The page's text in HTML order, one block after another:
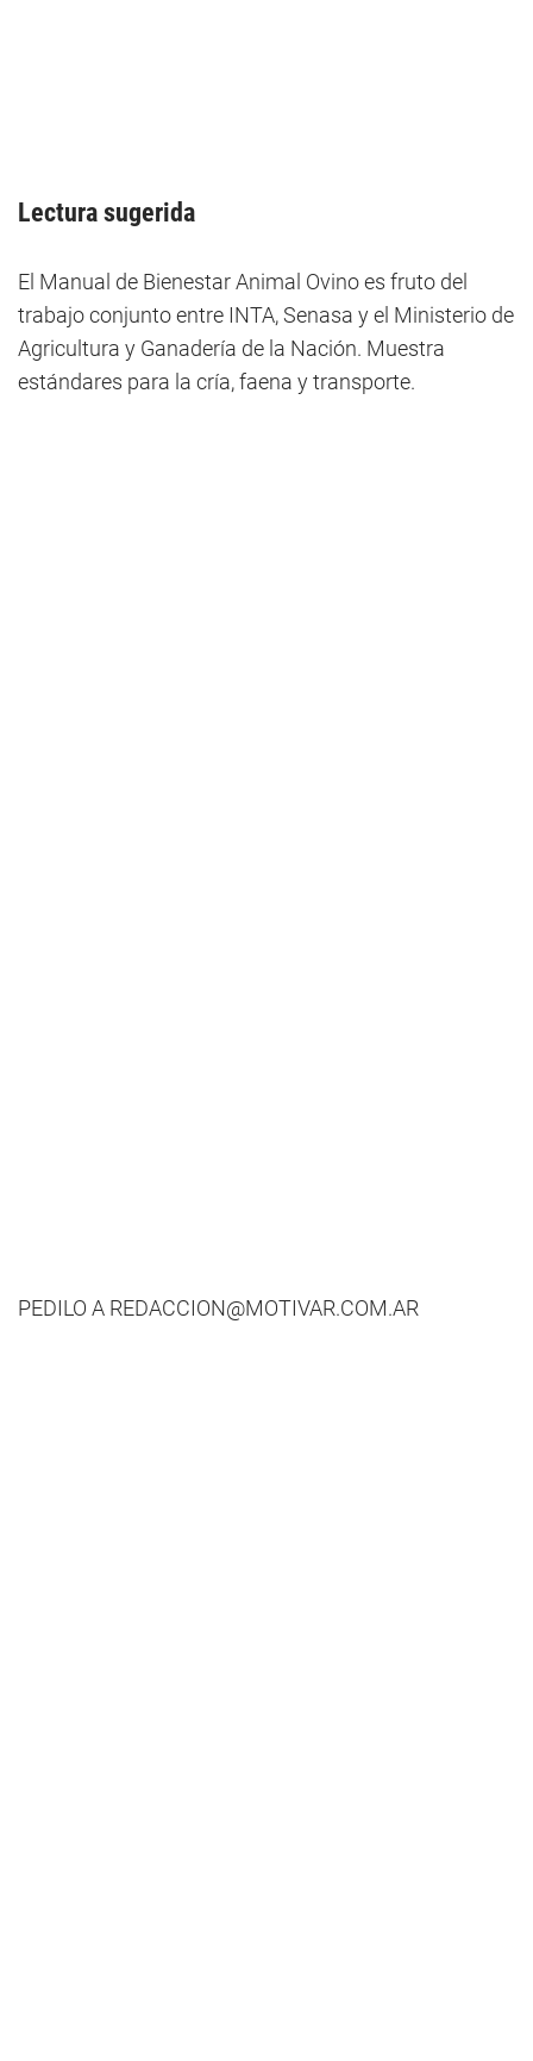
Lectura sugerida
El Manual de Bienestar Animal Ovino es fruto del
trabajo conjunto entre INTA, Senasa y el Ministerio de
Agricultura y Ganadería de la Nación. Muestra
estándares para la cría, faena y transporte.
PEDILO A REDACCION@MOTIVAR.COM.AR